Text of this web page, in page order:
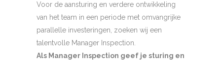
Voor de aansturing en verdere ontwikkeling
van het team in een periode met omvangrijke
parallelle investeringen, zoeken wij een
talentvolle Manager Inspection.
Als Manager Inspection geef je sturing en